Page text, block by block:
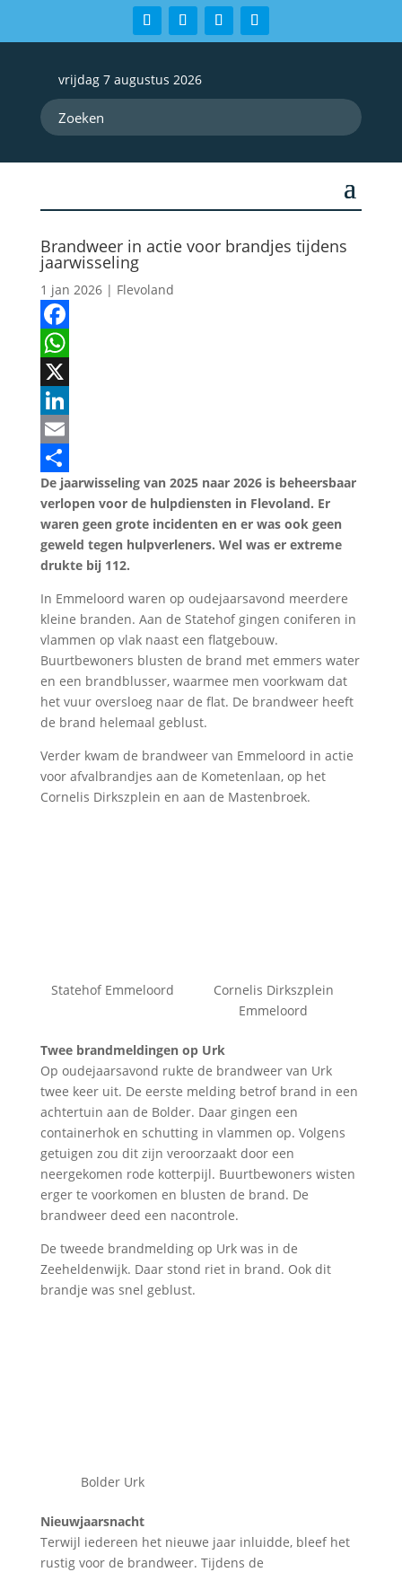
vrijdag 7 augustus 2026
Brandweer in actie voor brandjes tijdens
jaarwisseling
1 jan 2026| Flevoland
Facebook
WhatsApp
X
LinkedIn
Email
Delen
De jaarwisseling van 2025 naar 2026 is beheersbaar
verlopen voor de hulpdiensten in Flevoland. Er
waren geen grote incidenten en er was ook geen
geweld tegen hulpverleners. Wel was er extreme
drukte bij 112.
In Emmeloord waren op oudejaarsavond meerdere
kleine branden. Aan de Statehof gingen coniferen in
vlammen op vlak naast een flatgebouw.
Buurtbewoners blusten de brand met emmers water
en een brandblusser, waarmee men voorkwam dat
het vuur oversloeg naar de flat. De brandweer heeft
de brand helemaal geblust.
Verder kwam de brandweer van Emmeloord in actie
voor afvalbrandjes aan de Kometenlaan, op het
Cornelis Dirkszplein en aan de Mastenbroek.
Statehof Emmeloord
Cornelis Dirkszplein
Emmeloord
Twee brandmeldingen op Urk
Op oudejaarsavond rukte de brandweer van Urk
twee keer uit. De eerste melding betrof brand in een
achtertuin aan de Bolder. Daar gingen een
containerhok en schutting in vlammen op. Volgens
getuigen zou dit zijn veroorzaakt door een
neergekomen rode kotterpijl. Buurtbewoners wisten
erger te voorkomen en blusten de brand. De
brandweer deed een nacontrole.
De tweede brandmelding op Urk was in de
Zeeheldenwijk. Daar stond riet in brand. Ook dit
brandje was snel geblust.
Bolder Urk
Nieuwjaarsnacht
Terwijl iedereen het nieuwe jaar inluidde, bleef het
rustig voor de brandweer. Tijdens de